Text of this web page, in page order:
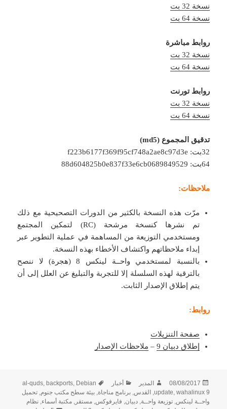
نسخة 32 بت
نسخة 64 بت
روابط مباشرة
نسخة 32 بت
نسخة 64 بت
روابط تورنت
نسخة 32 بت
نسخة 64 بت
تدقيق المجموع (md5)
32بت: f223b6177f369f95cf748a2ae8c97d3e
64بت: 88d604825b0e837f33e6cb0689849529
ملاحظات:
مرّت هذه النسخة بالكثير من الدورات التصحيحية مع ذلك
تم نشرها كنسخة مرشحة (RC) لتمكين المجتمع
ومستخدمي التوزيعة من المساهمة في عملية التطوير عبر
إبداء ملاحظاتهم واكتشاف الأخطاء بهذه النسخة.
بالنسبة لمستخدمي واحــة لينكس 8 (هجرة) لا ننصح
بالترقية لهذه السلسلة إلا للتجربة والتبليغ عن العلل إلى أن
يتم إطلاق الإصدار الثابت.
روابط:
صفحة التنزيلات
إطلاق دبيان 9
– ملاحظات الإصدار
نُشرت
في
08/08/2017 الكاتب
المدير التصنيفات
أخبار الوسوم al-quds, backports, Debian
update wahalinux 9
,القدس ,برنامج مناجاة ,بيئة سطح مكتب جنوم ,تحميل
واحــة لينكس ,توزيعة واحــة ,دبيان فايرفوكس ,مستقر ,مكتبة أسماء ,نظام